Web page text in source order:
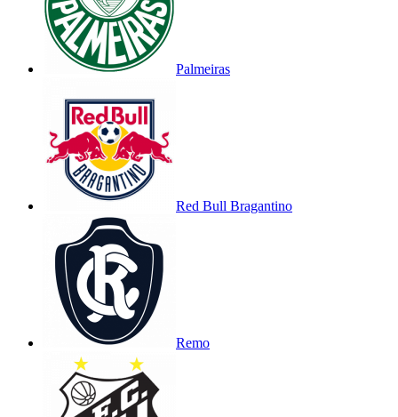
Palmeiras
Red Bull Bragantino
Remo